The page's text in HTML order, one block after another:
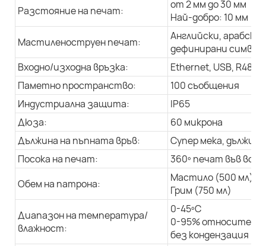
Разстояние на печат:
от 2 мм до 30 мм
Най-добро: 10 мм
Мастиленоструен печат:
Английски,
дефинирани
Входно/изходна връзка:
Ethernet, USB, R485
Паметно пространство:
100 съобщения
Индустриална защита:
IP65
Дюза:
60 микрона
Дължина на пъпната връв:
Супер мека,
Посока на печат:
360º печат във
Обем на патрона:
Мастило (500 мл)
Грим (750 мл)
Диапазон на температура/
влажност:
0-45ºC
0-95%
без кондензация